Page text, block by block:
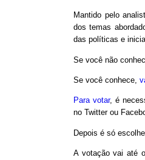
Mantido pelo
dos temas
das políticas e
Se você não
Se você conhece,
Para votar, é
no Twitter ou
Depois é só
A votação vai até